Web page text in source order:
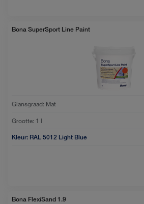
Bona SuperSport Line Paint
Glansgraad: Mat
Grootte: 1 l
Kleur: RAL 5012 Light Blue
Bona FlexiSand 1.9